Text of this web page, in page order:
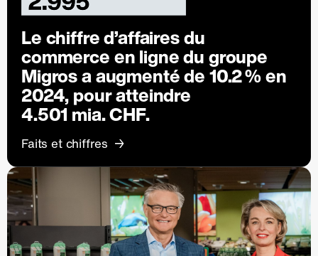
Le chiffre d’affaires du
commerce en ligne du groupe
Migros a augmenté de10.2 %en
2024, pour atteindre
4.501 mia. CHF.
Faits et chiffres